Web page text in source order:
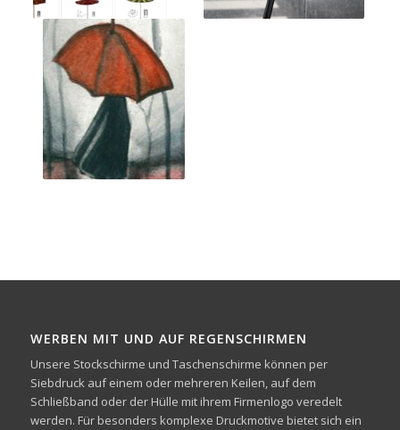
WERBEN MIT UND AUF REGENSCHIRMEN
Unsere Stockschirme und Taschenschirme können per
Siebdruck auf einem oder mehreren Keilen, auf dem
Schließband oder der Hülle mit ihrem Firmenlogo veredelt
werden. Für besonders komplexe Druckmotive bietet sich ein